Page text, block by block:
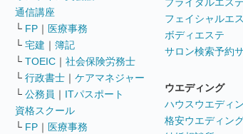
通信講座
└ FP ｜ 医療事務
└ 宅建 ｜ 簿記
└ TOEIC ｜ 社会保険労務士
└ 行政書士 ｜ ケアマネジャー
└ 公務員 ｜ ITパスポート
資格スクール
└ FP ｜ 医療事務
フェイシャルエ
ボディエステ
サロン検索予約
ウエディング
ハウスウエディ
格安ウエディン